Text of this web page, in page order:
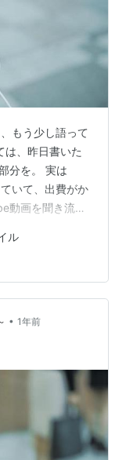
もう少し語って
は、昨日書いた
分を。 実は
いて、出費がか
動画を聞き流す
モバイルキャリ
データが３G以
と次は２０Gま
YouTube動画を
い。 試しにA…
ル
• 1年前